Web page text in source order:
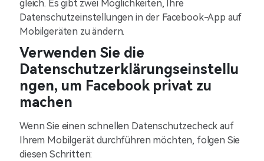
gleich. Es gibt zwei Möglichkeiten, Ihre
Datenschutzeinstellungen in der Facebook-App auf
Mobilgeräten zu ändern.
Verwenden Sie die
Datenschutzerklärungseinstellu
ngen, um Facebook privat zu
machen
Wenn Sie einen schnellen Datenschutzecheck auf
Ihrem Mobilgerät durchführen möchten, folgen Sie
diesen Schritten: